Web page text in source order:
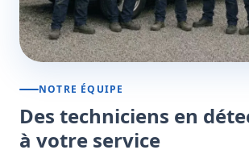
NOTRE ÉQUIPE
Des techniciens en
à votre service